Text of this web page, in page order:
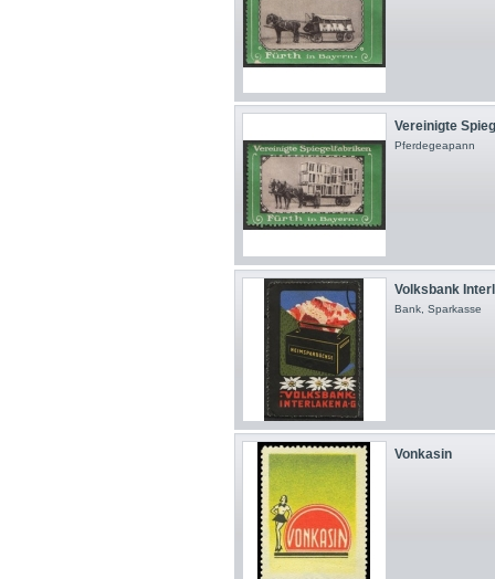
Vereinigte
Pferdegeapann
Volksbank
Bank, Sparkasse
Vonkasin